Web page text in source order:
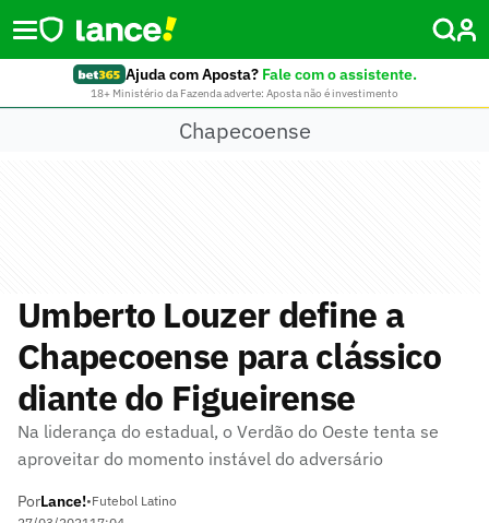
Ajuda com Aposta? Fale com o assistente.
18+ Ministério da Fazenda adverte: Aposta não é investimento
Chapecoense
Umberto Louzer define a
Chapecoense para clássico
diante do Figueirense
Na liderança do estadual, o Verdão do Oeste tenta se
aproveitar do momento instável do adversário
PorLance!•Futebol Latino